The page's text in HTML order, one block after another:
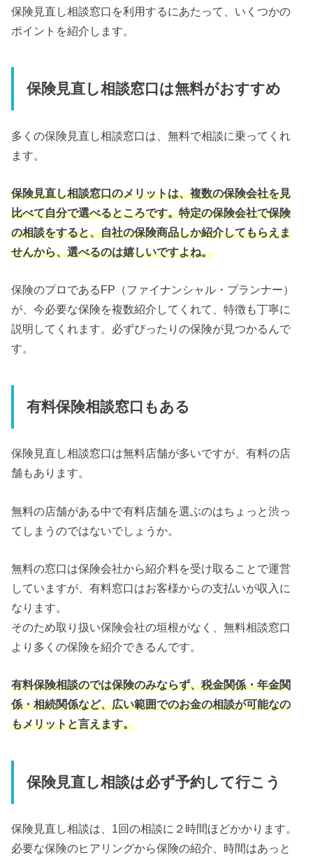
保険見直し相談窓口を利用するにあたって、いくつかの
ポイントを紹介します。
保険見直し相談窓口は無料がおすすめ
多くの保険見直し相談窓口は、無料で相談に乗ってくれ
ます。
保険見直し相談窓口のメリットは、複数の保険会社を見
比べて自分で選べるところです。特定の保険会社で保険
の相談をすると、自社の保険商品しか紹介してもらえま
せんから、選べるのは嬉しいですよね。
保険のプロであるFP（ファイナンシャル・プランナー）
が、今必要な保険を複数紹介してくれて、特徴も丁寧に
説明してくれます。必ずぴったりの保険が見つかるんで
す。
有料保険相談窓口もある
保険見直し相談窓口は無料店舗が多いですが、有料の店
舗もあります。
無料の店舗がある中で有料店舗を選ぶのはちょっと渋っ
てしまうのではないでしょうか。
無料の窓口は保険会社から紹介料を受け取ることで運営
していますが、有料窓口はお客様からの支払いが収入に
なります。
そのため取り扱い保険会社の垣根がなく、無料相談窓口
より多くの保険を紹介できるんです。
有料保険相談のでは保険のみならず、税金関係・年金関
係・相続関係など、広い範囲でのお金の相談が可能なの
もメリットと言えます。
保険見直し相談は必ず予約して行こう
保険見直し相談は、1回の相談に２時間ほどかかります。
必要な保険のヒアリングから保険の紹介、時間はあっと